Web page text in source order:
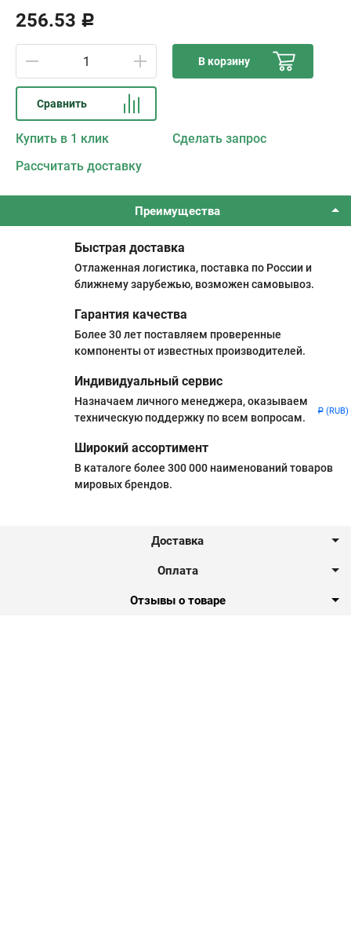
Р (RUB)
256.53 Р
В корзину
Сравнить
Купить в 1 клик
Сделать запрос
Рассчитать доставку
Преимущества
Быстрая доставка
Отлаженная логистика, поставка по России и
ближнему зарубежью, возможен самовывоз.
Гарантия качества
Более 30 лет поставляем проверенные
компоненты от известных производителей.
Индивидуальный сервис
Назначаем личного менеджера, оказываем
техническую поддержку по всем вопросам.
Широкий ассортимент
В каталоге более 300 000 наименований товаров
мировых брендов.
Доставка
Оплата
Отзывы о товаре